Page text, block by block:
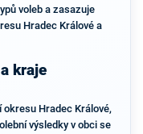
voleb a zasazuje
Hradec Králové a
kraje
Hradec Králové,
výsledky v obci se